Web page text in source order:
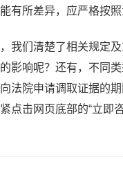
有所差异，应严格按照
我们清楚了相关规定
影响呢？还有，不同
法院申请调取证据的
点击网页底部的“立即